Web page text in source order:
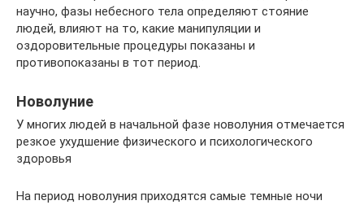
научно, фазы небесного тела определяют стояние
людей, влияют на то, какие манипуляции и
оздоровительные процедуры показаны и
противопоказаны в тот период.
Новолуние
У многих людей в начальной фазе новолуния отмечается
резкое ухудшение физического и психологического
здоровья
На период новолуния приходятся самые темные ночи